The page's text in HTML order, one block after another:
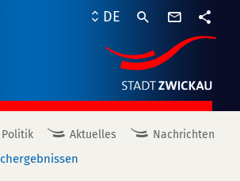
DE
Politik Aktuelles Nachrichten